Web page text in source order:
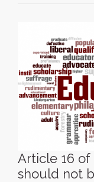
Article 16
should not